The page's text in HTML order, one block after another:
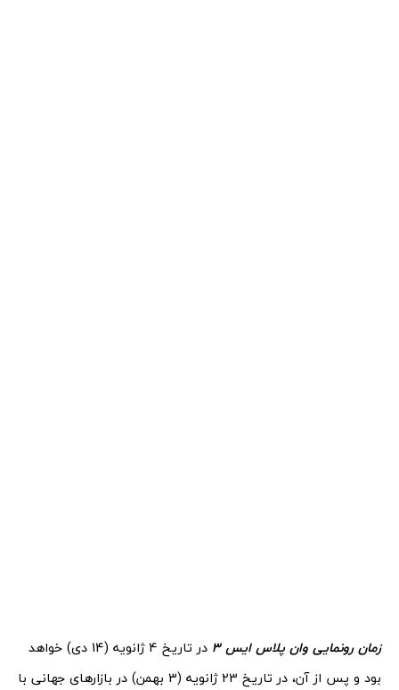
زمان رونمایی وان پلاس ایس 3
در تاریخ 4 ژانویه (14 دی) خواهد
بود و پس از آن، در تاریخ 23 ژانویه (3 بهمن) در بازارهای جهانی با